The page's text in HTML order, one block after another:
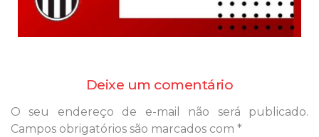
Deixe um comentário
O seu endereço de e-mail não será publicado.
Campos obrigatórios são marcados com *